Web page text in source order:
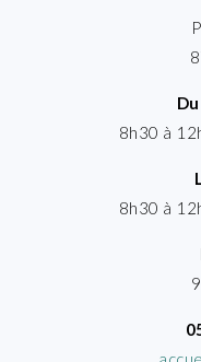
8h30 à
8h30 à